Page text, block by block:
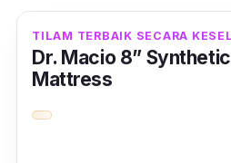
TILAM TERBAIK SECARA
Dr. Macio 8”
Mattress